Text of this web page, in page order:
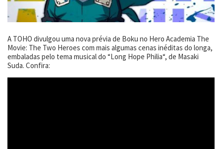
A TOHO divulgou uma nova prévia de Boku no Hero Academia The
Movie: The Two Heroes com mais algumas cenas inéditas do longa,
embaladas pelo tema musical do “Long Hope Philia“, de Masaki
Suda. Confira: